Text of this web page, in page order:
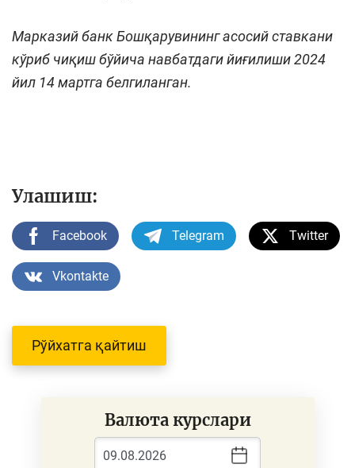
Марказий банк Бошқарувининг асосий ставкани
кўриб чиқиш бўйича навбатдаги йиғилиши 2024
йил 14 мартга белгиланган.
Улашиш:
Facebook Telegram Twitter
Vkontakte
Рўйхатга қайтиш
Валюта курслари